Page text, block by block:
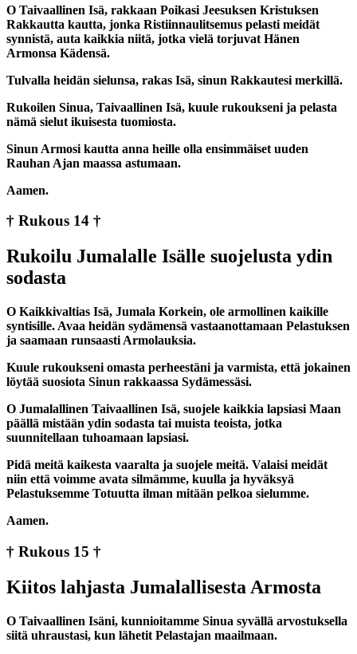
O Taivaallinen Isä, rakkaan Poikasi Jeesuksen Kristuksen
Rakkautta kautta, jonka Ristiinnaulitsemus pelasti meidät
synnistä, auta kaikkia niitä, jotka vielä torjuvat Hänen
Armonsa Kädensä.
Tulvalla heidän sielunsa, rakas Isä, sinun Rakkautesi merkillä.
Rukoilen Sinua, Taivaallinen Isä, kuule rukoukseni ja pelasta
nämä sielut ikuisesta tuomiosta.
Sinun Armosi kautta anna heille olla ensimmäiset uuden
Rauhan Ajan maassa astumaan.
Aamen.
† Rukous 14 †
Rukoilu Jumalalle Isälle suojelusta ydin
sodasta
O Kaikkivaltias Isä, Jumala Korkein, ole armollinen kaikille
syntisille. Avaa heidän sydämensä vastaanottamaan Pelastuksen
ja saamaan runsaasti Armolauksia.
Kuule rukoukseni omasta perheestäni ja varmista, että jokainen
löytää suosiota Sinun rakkaassa Sydämessäsi.
O Jumalallinen Taivaallinen Isä, suojele kaikkia lapsiasi Maan
päällä mistään ydin sodasta tai muista teoista, jotka
suunnitellaan tuhoamaan lapsiasi.
Pidä meitä kaikesta vaaralta ja suojele meitä. Valaisi meidät
niin että voimme avata silmämme, kuulla ja hyväksyä
Pelastuksemme Totuutta ilman mitään pelkoa sielumme.
Aamen.
† Rukous 15 †
Kiitos lahjasta Jumalallisesta Armosta
O Taivaallinen Isäni, kunnioitamme Sinua syvällä arvostuksella
siitä uhraustasi, kun lähetit Pelastajan maailmaan.